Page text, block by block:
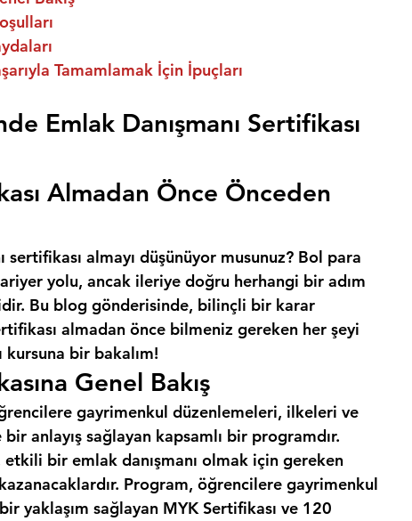
Tamamlamak İçin İpuçları
Emlak Danışmanı Sertifikası
Almadan Önce Önceden
almayı düşünüyor musunuz? Bol para
yolu, ancak ileriye doğru herhangi bir adım
Bu blog gönderisinde, bilinçli bir karar
almadan önce bilmeniz gereken her şeyi
bir bakalım!
Genel Bakış
gayrimenkul düzenlemeleri, ilkeleri ve
anlayış sağlayan kapsamlı bir programdır.
bir emlak danışmanı olmak için gereken
Program, öğrencilere gayrimenkul
yaklaşım sağlayan MYK Sertifikası ve 120